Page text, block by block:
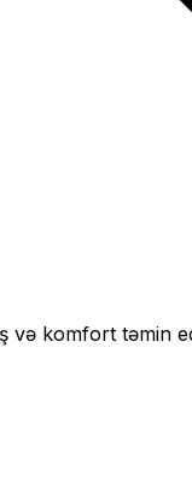
və komfort təmin